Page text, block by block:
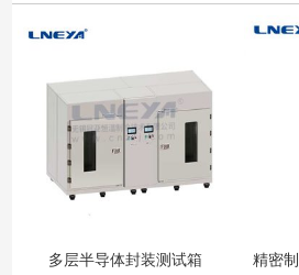
多层半导体封装测试箱 精密